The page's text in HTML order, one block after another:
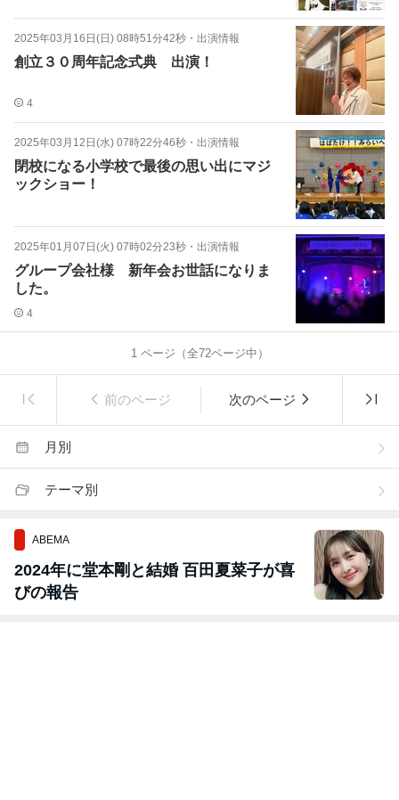
2025年03月16日(日) 08時51分42秒 ・ 出演情報
創立３０周年記念式典 出演！
4
2025年03月12日(水) 07時22分46秒 ・ 出演情報
閉校になる小学校で最後の思い出にマジ
ックショー！
2025年01月07日(火) 07時02分23秒 ・ 出演情報
グループ会社様 新年会お世話になりま
した。
4
1ページ（全72ページ中）
前のページ 次のページ
月別
テーマ別
ABEMA
2024年に堂本剛と結婚 百田夏菜子が喜
びの報告